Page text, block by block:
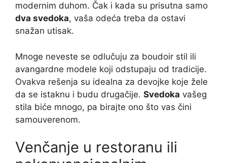
modernim duhom. Čak i kada su prisutna samo
dva svedoka, vaša odeća treba da ostavi
snažan utisak.
Mnoge neveste se odlučuju za boudoir stil ili
avangardne modele koji odstupaju od tradicije.
Ovakva rešenja su idealna za devojke koje žele
da se istaknu i budu drugačije. Svedoka vašeg
stila biće mnogo, pa birajte ono što vas čini
samouverenom.
Venčanje u restoranu ili